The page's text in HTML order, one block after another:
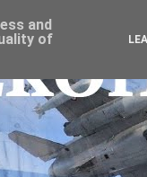
and
of